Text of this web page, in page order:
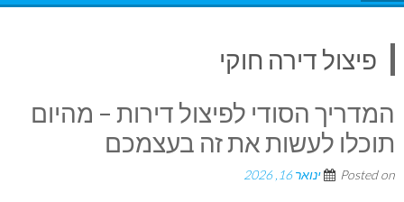
פיצול דירה חוקי
המדריך הסודי לפיצול דירות – מהיום
תוכלו לעשות את זה בעצמכם
Posted on ינואר 16, 2026